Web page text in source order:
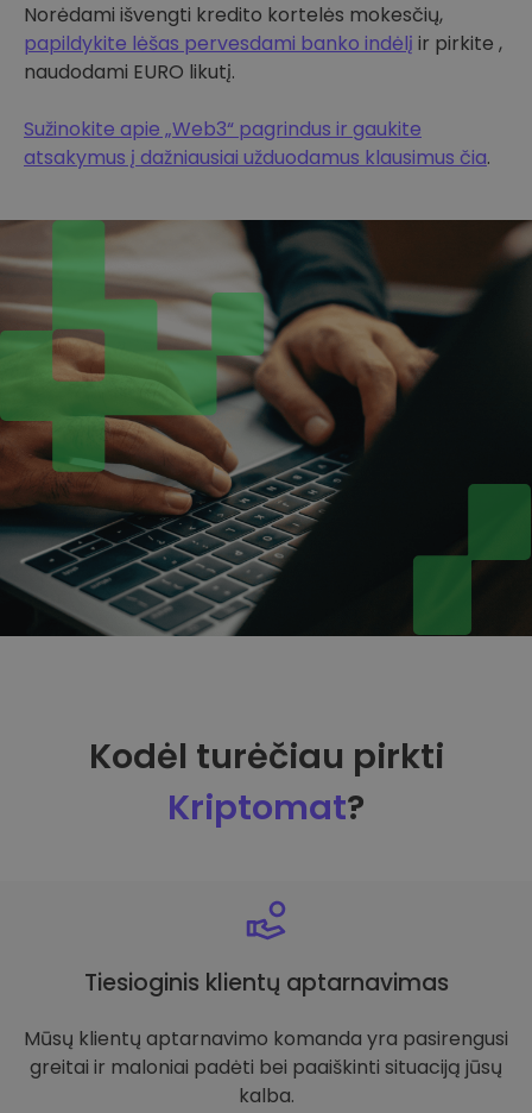
Norėdami išvengti kredito kortelės mokesčių,
papildykite lėšas pervesdami banko indėlį ir pirkite ,
naudodami EURO likutį.
Sužinokite apie „Web3“ pagrindus ir gaukite
atsakymus į dažniausiai užduodamus klausimus čia.
Kodėl turėčiau pirkti
Kriptomat?
Tiesioginis klientų aptarnavimas
Mūsų klientų aptarnavimo komanda yra pasirengusi
greitai ir maloniai padėti bei paaiškinti situaciją jūsų
kalba.